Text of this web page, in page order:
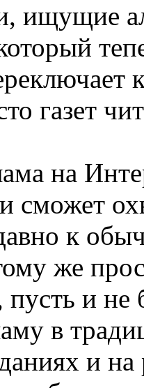
ищущие
газет
на
сможет
к
же
пусть и
в
и